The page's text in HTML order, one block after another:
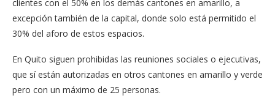
clientes con el 50% en los demás cantones en amarillo, a
excepción también de la capital, donde solo está permitido el
30% del aforo de estos espacios.
En Quito siguen prohibidas las reuniones sociales o ejecutivas,
que sí están autorizadas en otros cantones en amarillo y verde
pero con un máximo de 25 personas.